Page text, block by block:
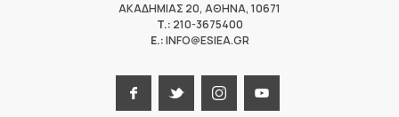
ΑΚΑΔΗΜΙΑΣ 20, ΑΘΗΝΑ, 10671
T.: 210-3675400
E.:INFO@ESIEA.GR